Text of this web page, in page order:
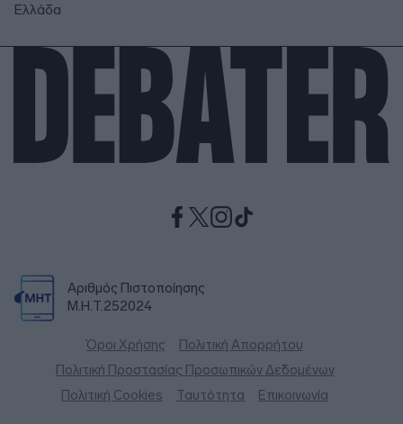
Ελλάδα
Αριθμός Πιστοποίησης
Μ.Η.Τ.252024
Όροι Χρήσης
Πολιτική Απορρήτου
Πολιτική Προστασίας Προσωπικών Δεδομένων
Πολιτική Cookies
Ταυτότητα Επικοινωνία